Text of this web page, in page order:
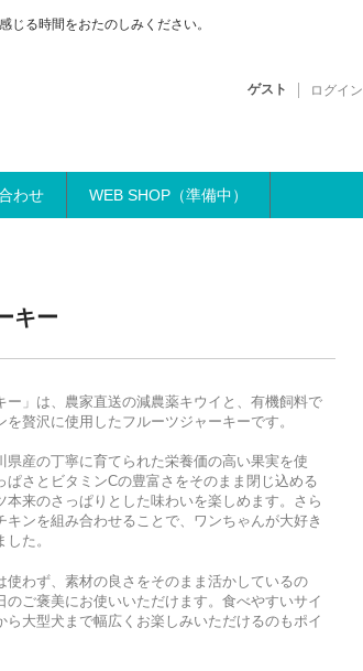
じる時間をおたのしみください。
ゲスト ログイン
わせ WEB SHOP（準備中）
キー
ー」は、農家直送の減農薬キウイと、有機飼料で
を贅沢に使用したフルーツジャーキーです。
県産の丁寧に育てられた栄養価の高い果実を使
ぱさとビタミンCの豊富さをそのまま閉じ込める
本来のさっぱりとした味わいを楽しめます。さら
キンを組み合わせることで、ワンちゃんが大好き
た。
使わず、素材の良さをそのまま活かしているの
のご褒美にお使いいただけます。食べやすいサイ
ら大型犬まで幅広くお楽しみいただけるのもポイ